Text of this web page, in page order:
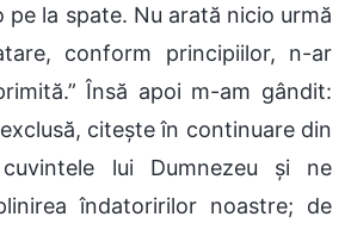
pe la spate. Nu arată nicio urmă
conform principiilor, n-ar
Însă apoi m-am gândit:
citește în continuare din
lui Dumnezeu și ne
îndatoririlor noastre; de